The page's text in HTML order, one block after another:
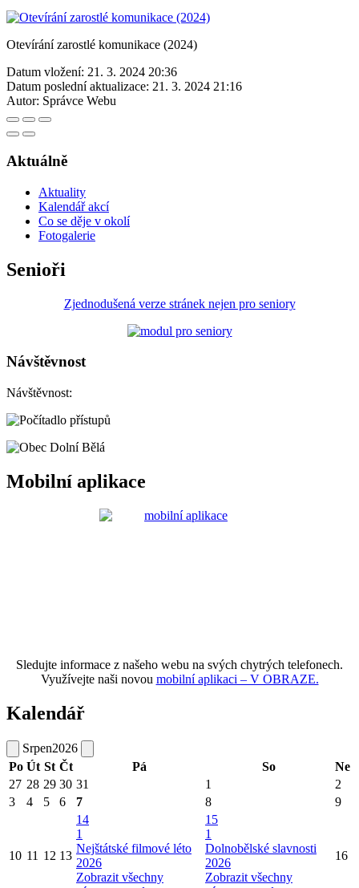
Otevírání zarostlé komunikace (2024)
Datum vložení: 21. 3. 2024 20:36
Datum poslední aktualizace: 21. 3. 2024 21:16
Autor: Správce Webu
Aktuálně
Aktuality
Kalendář akcí
Co se děje v okolí
Fotogalerie
Senioři
Zjednodušená verze stránek nejen pro seniory
Návštěvnost
Návštěvnost:
Mobilní aplikace
Sledujte informace z našeho webu na svých chytrých telefonech.
Využívejte naši novou mobilní aplikaci – V OBRAZE.
Kalendář
Srpen2026
Po Út St Čt Pá So
Ne
27 28 29 30 31 1
2
3
4 5 6 7 8 9
10 11 12 13
14
1
Nejštátské filmové léto
2026
Zobrazit všechny
15
1
Dolnobělské slavnosti
2026
Zobrazit všechny
16